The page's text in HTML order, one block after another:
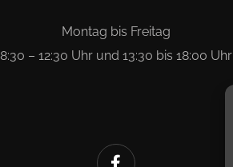
Montag bis Freitag
8:30 – 12:30 Uhr und 13:30 bis 18:00 Uhr